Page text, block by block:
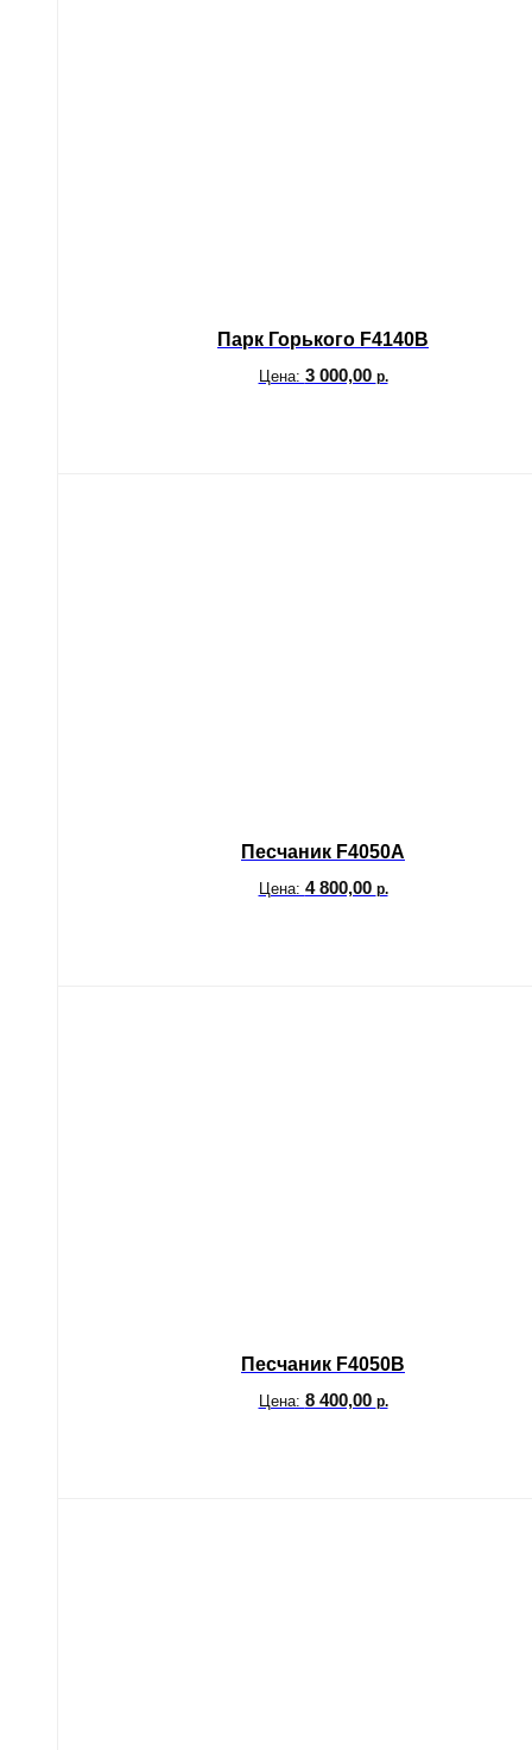
Парк Горького F4140B
Цена: 3 000,00 р.
Песчаник F4050A
Цена: 4 800,00 р.
Песчаник F4050B
Цена: 8 400,00 р.